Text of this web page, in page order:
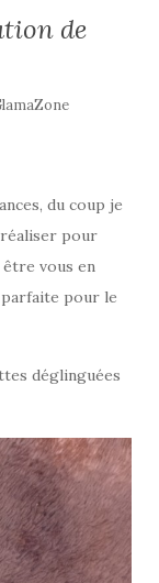
de
du coup je
pour
vous en
pour le
déglinguées